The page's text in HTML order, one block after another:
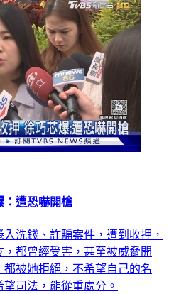
遭恐嚇開槍
洗錢、詐騙案件，遭到收押，
都曾經受害，甚至被威脅開
被她拒絕，不希望自己的名
司法，能從重處分。